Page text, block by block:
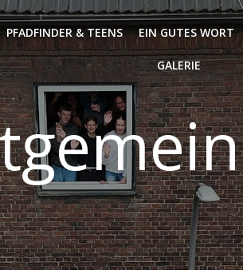
PFADFINDER & TEENS EIN GUTES WORT
GALERIE